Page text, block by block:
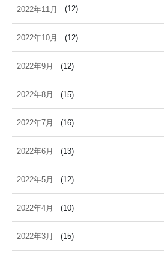
2022年11月 (12)
2022年10月 (12)
2022年9月 (12)
2022年8月 (15)
2022年7月 (16)
2022年6月 (13)
2022年5月 (12)
2022年4月 (10)
2022年3月 (15)